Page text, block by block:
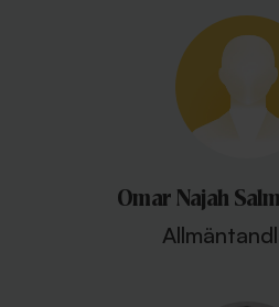
Omar Najah